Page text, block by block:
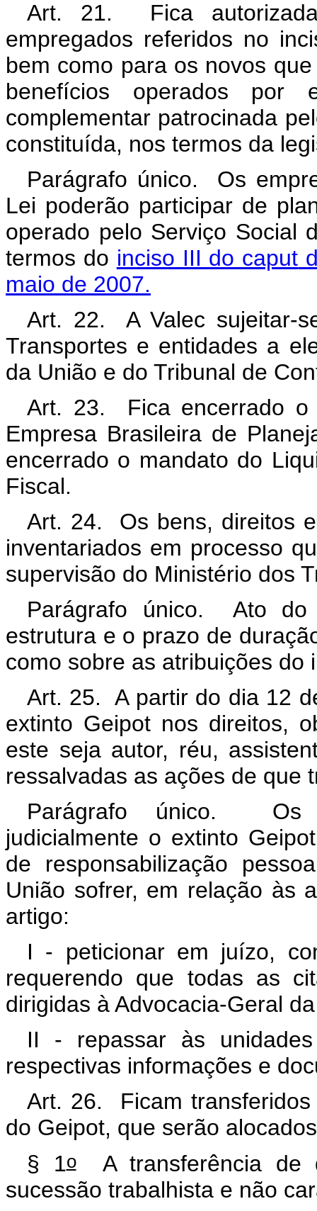
Art. 21. Fica
empregados referidos no
bem como para os novos
benefícios operados por
complementar patrocinada
constituída, nos termos da
Parágrafo único. Os
Lei poderão participar de
operado pelo Serviço Social
termos do inciso III do caput
maio de 2007.
Art. 22. A Valec sujeitar-
Transportes e entidades a
da União e do Tribunal de
Art. 23. Fica encerrado o
Empresa Brasileira de
encerrado o mandato do
Fiscal.
Art. 24. Os bens, direitos
inventariados em processo
supervisão do Ministério dos
Parágrafo único. Ato do
estrutura e o prazo de
como sobre as atribuições do
Art. 25. A partir do dia 12
extinto Geipot nos direitos,
este seja autor, réu,
ressalvadas as ações de que
Parágrafo único. Os
judicialmente o extinto
de responsabilização
União sofrer, em relação às
artigo:
I - peticionar em juízo,
requerendo que todas as
dirigidas à Advocacia-Geral
II - repassar às
respectivas informações e
Art. 26. Ficam
do Geipot, que serão
§ 1oA transferência de
sucessão trabalhista e não